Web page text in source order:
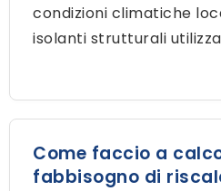
condizioni climatiche
isolanti strutturali
Come faccio a
fabbisogno di